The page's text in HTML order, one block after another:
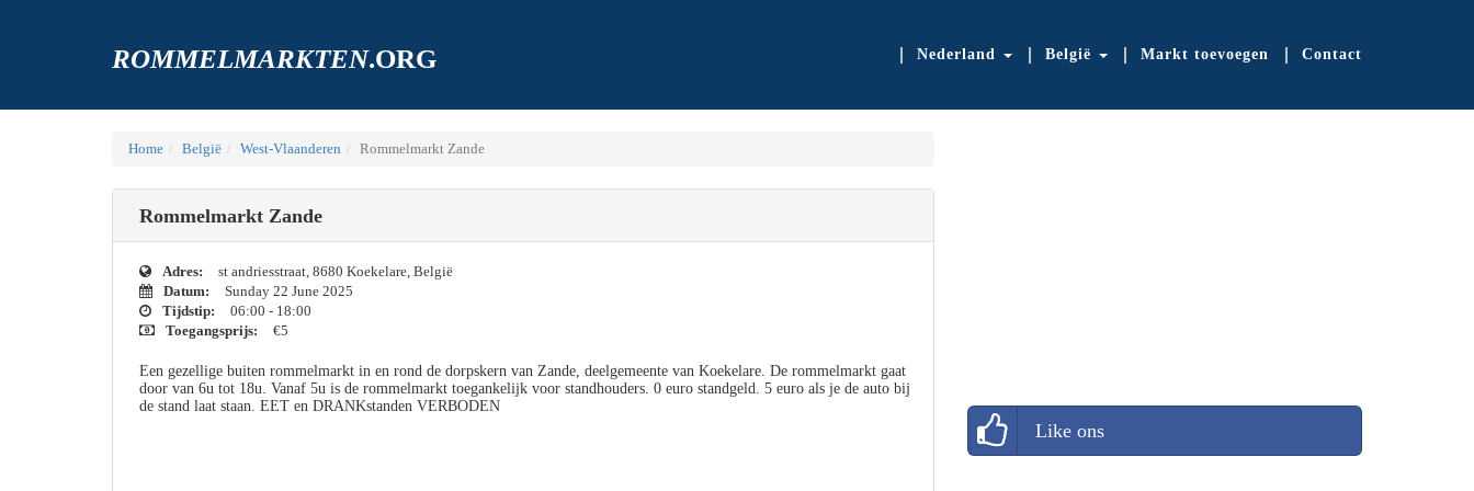
ROMMELMARKTEN.ORG Nederland België Markt toevoegen Contact
Home België West-Vlaanderen Rommelmarkt Zande
Rommelmarkt Zande
Adres:
st andriesstraat, 8680 Koekelare, België
Datum:
Sunday 22 June 2025
Tijdstip:
06:00 - 18:00
Toegangsprijs:
€5
Een gezellige buiten rommelmarkt in en rond de dorpskern van Zande, deelgemeente van Koekelare. De rommelmarkt gaat
door van 6u tot 18u. Vanaf 5u is de rommelmarkt toegankelijk voor standhouders. 0 euro standgeld. 5 euro als je de auto bij
de stand laat staan. EET en DRANKstanden VERBODEN
Like ons